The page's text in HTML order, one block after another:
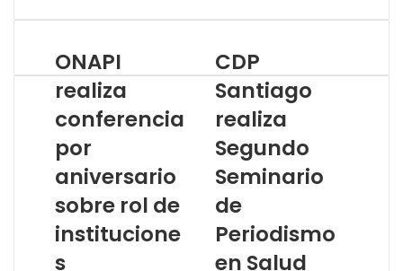
ONAPI
realiza
conferencia
por
aniversario
sobre rol de
institucione
s
CDP
Santiago
realiza
Segundo
Seminario
de
Periodismo
en Salud